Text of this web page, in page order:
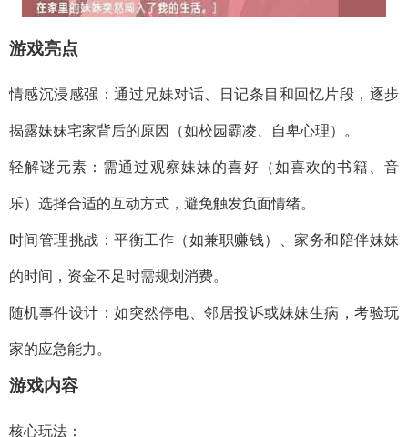
游戏亮点
情感沉浸感强：通过兄妹对话、日记条目和回忆片段，逐步
揭露妹妹宅家背后的原因（如校园霸凌、自卑心理）。
轻解谜元素：需通过观察妹妹的喜好（如喜欢的书籍、音
乐）选择合适的互动方式，避免触发负面情绪。
时间管理挑战：平衡工作（如兼职赚钱）、家务和陪伴妹妹
的时间，资金不足时需规划消费。
随机事件设计：如突然停电、邻居投诉或妹妹生病，考验玩
家的应急能力。
游戏内容
核心玩法：